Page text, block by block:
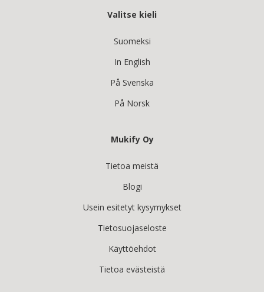
Valitse kieli
Suomeksi
In English
På Svenska
På Norsk
Mukify Oy
Tietoa meistä
Blogi
Usein esitetyt kysymykset
Tietosuojaseloste
Käyttöehdot
Tietoa evästeistä